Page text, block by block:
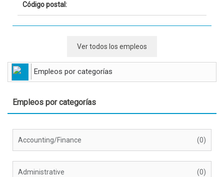
Código postal:
Ver todos los empleos
Empleos por categorías
Empleos por categorías
Accounting/Finance (0)
Administrative (0)